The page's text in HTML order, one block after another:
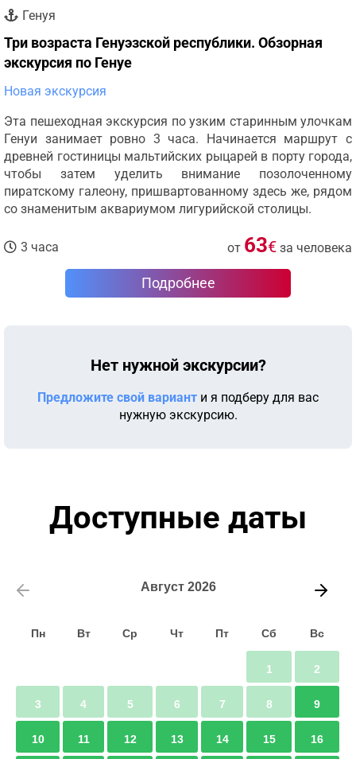
Генуя
Три возраста Генуэзской республики. Обзорная
экскурсия по Генуе
Новая экскурсия
Эта пешеходная экскурсия по узким старинным улочкам
Генуи занимает ровно 3 часа. Начинается маршрут с
древней гостиницы мальтийских рыцарей в порту города,
чтобы затем уделить внимание позолоченному
пиратскому галеону, пришвартованному здесь же, рядом
со знаменитым аквариумом лигурийской столицы.
3 часа от 63€ за человека
Подробнее
Нет нужной экскурсии?
Предложите свой вариант и я подберу для вас
нужную экскурсию.
Доступные даты
Август 2026
Пн Вт Ср Чт Пт Сб Вс
1 2
3 4 5 6 7 8 9
10 11 12 13 14 15 16